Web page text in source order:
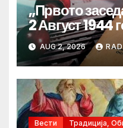
„Првото
2 Август 1944
AUG 2, 2026
Вести Традиција,